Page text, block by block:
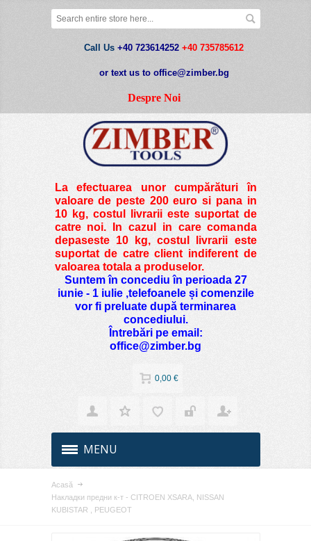
Call Us +40 723614252 +40 735785612
or text us to office@zimber.bg
Despre Noi
La efectuarea unor cumpărături în
valoare de peste200 euro si pana in
10 kg, costul livrarii este suportat de
catre noi. In cazul in care comanda
depaseste 10 kg, costul livrarii este
suportat de catre client indiferent de
valoarea totala a produselor.
Suntem în concediu în perioada 27
iunie - 1 iulie ,telefoanele și comenzile
vor fi preluate după terminarea
concediului.
Întrebări pe email:
office@zimber.bg
0,00 €
MENU
Acasă
Накладки предни к-т - CITROEN XSARA, NISSAN
KUBISTAR , PEUGEOT